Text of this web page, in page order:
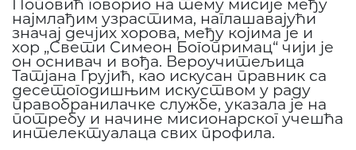
најмлађим узрастима, наглашавајући
значај дечјих хорова, међу којима је и
хор „Свети Симеон Богопримац“ чији је
он оснивач и вођа. Вероучитељица
Татјана Грујић, као искусан правник са
десетогодишњим искуством у раду
правобранилачке службе, указала је на
потребу и начине мисионарског учешћа
интелектуалаца свих профила.